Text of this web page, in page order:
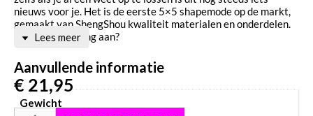
nieuws voor je. Het is de eerste 5×5 shapemode op de markt,
gemaakt van ShengShou kwaliteit materialen en onderdelen.
Ga jij de uitdaging aan?
Aanvullende informatie
Gewicht
Lees meer
€21,95